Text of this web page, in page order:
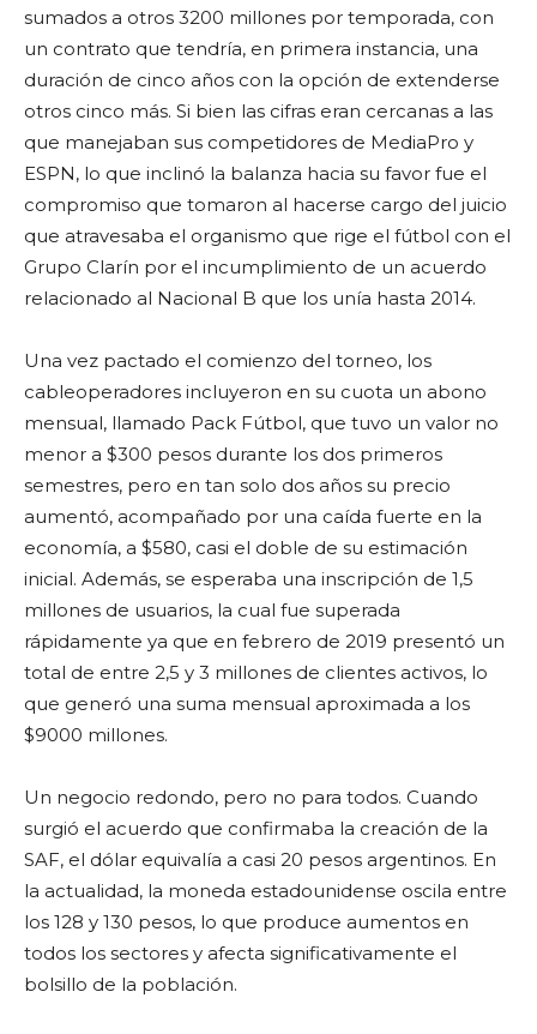
sumados a otros 3200 millones por temporada, con
un contrato que tendría, en primera instancia, una
duración de cinco años con la opción de extenderse
otros cinco más. Si bien las cifras eran cercanas a las
que manejaban sus competidores de MediaPro y
ESPN, lo que inclinó la balanza hacia su favor fue el
compromiso que tomaron al hacerse cargo del juicio
que atravesaba el organismo que rige el fútbol con el
Grupo Clarín por el incumplimiento de un acuerdo
relacionado al Nacional B que los unía hasta 2014.
Una vez pactado el comienzo del torneo, los
cableoperadores incluyeron en su cuota un abono
mensual, llamado Pack Fútbol, que tuvo un valor no
menor a $300 pesos durante los dos primeros
semestres, pero en tan solo dos años su precio
aumentó, acompañado por una caída fuerte en la
economía, a $580, casi el doble de su estimación
inicial. Además, se esperaba una inscripción de 1,5
millones de usuarios, la cual fue superada
rápidamente ya que en febrero de 2019 presentó un
total de entre 2,5 y 3 millones de clientes activos, lo
que generó una suma mensual aproximada a los
$9000 millones.
Un negocio redondo, pero no para todos. Cuando
surgió el acuerdo que confirmaba la creación de la
SAF, el dólar equivalía a casi 20 pesos argentinos. En
la actualidad, la moneda estadounidense oscila entre
los 128 y 130 pesos, lo que produce aumentos en
todos los sectores y afecta significativamente el
bolsillo de la población.